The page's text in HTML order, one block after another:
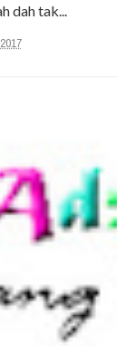
dah tak...